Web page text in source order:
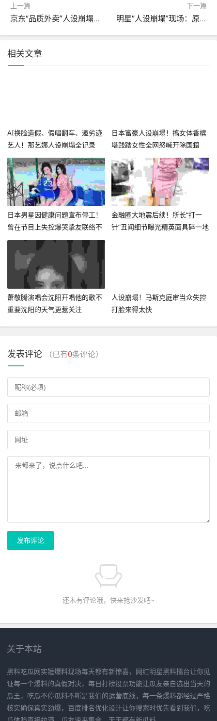
上一篇
京东“品质外卖”人设崩塌：放任43万幽灵店铺平台罚没635亿元高管个人同步追责
下一篇
明星“人设崩塌”现场：原来最好的爱情是能安心做回“废物”
相关文章
AI换脸造假、假唱翻车、邀劣迹
艺人！那艺娜人设崩塌全记录
日本富豪人设崩塌！搞女体香槟
塔践踏女性全网怒喊开除国籍
日本男星因健康问题宣布停工！
曾在节目上失控爆哭挚友联络不
上
金融圈大地震后续！所长“打一
针”丑闻细节曝光精英面具碎一地
萧敬腾演唱会沈阳开唱他的歌不
重要沈阳的天气更惹关注
人设崩塌！马斯克庭审当众失控
打脸来得太快
发表评论 （已有0条评论）
发布评论
还木有评论哦，快来抢沙发吧~
关于本站
黑料吃瓜网实锤爆料现场每天都有新惊喜，网红明星黑料擂台让你见
证每一个爆料的真假对决，每日打榜投票功能让瓜友亲自选出当天的
瓜王，吃瓜不停瓜料不断是我们的运营底线，每一条爆料都经过严格
核实确保真实劲爆，百度排名优化设计让你搜索时优先看到我们，吃